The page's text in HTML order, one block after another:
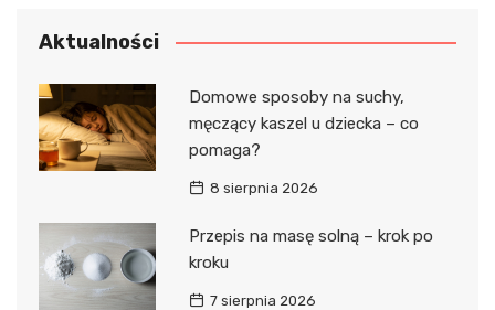
Aktualności
Domowe sposoby na suchy,
męczący kaszel u dziecka – co
pomaga?
8 sierpnia 2026
Przepis na masę solną – krok po
kroku
7 sierpnia 2026